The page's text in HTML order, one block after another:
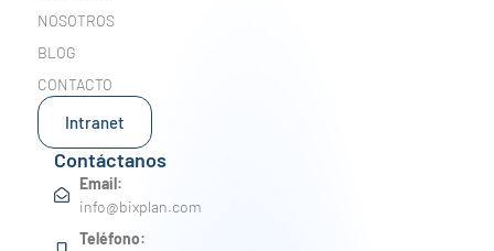
NOSOTROS
BLOG
CONTACTO
Intranet
Contáctanos
Email:
info@bixplan.com
Teléfono: